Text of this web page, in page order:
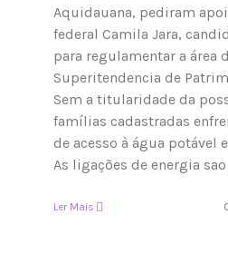
Aquidauana, pediram
federal Camila Jara,
para regulamentar a área
Superitendencia de
Sem a titularidade da
famílias cadastradas
de acesso à água potável
As ligações de energia
Ler Mais